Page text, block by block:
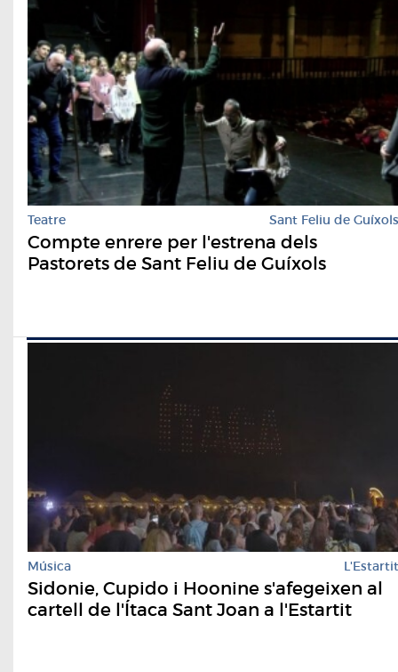
Teatre Sant Feliu de Guíxols
Compte enrere per l'estrena dels
Pastorets de Sant Feliu de Guíxols
Música L'Estartit
Sidonie, Cupido i Hoonine s'afegeixen al
cartell de l'Ítaca Sant Joan a l'Estartit